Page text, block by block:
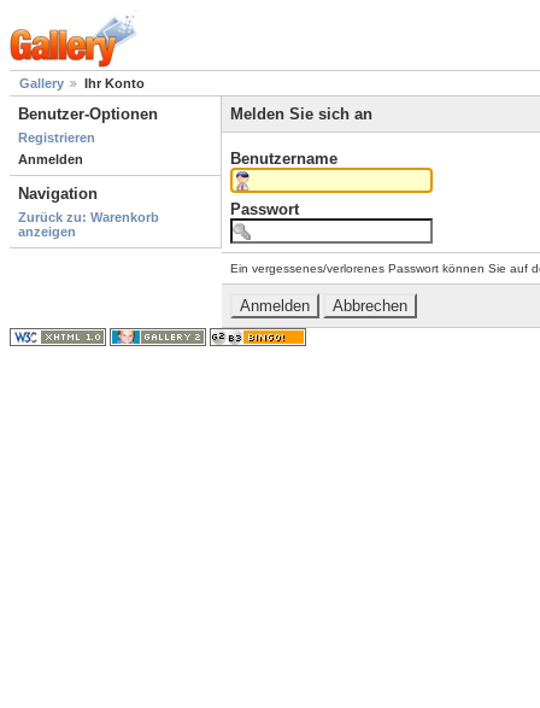
Gallery Ihr Konto
Benutzer-Optionen
Registrieren
Anmelden
Navigation
Zurück zu: Warenkorb
anzeigen
Melden Sie sich an
Benutzername
Passwort
Ein vergessenes/verlorenes Passwort können Sie auf